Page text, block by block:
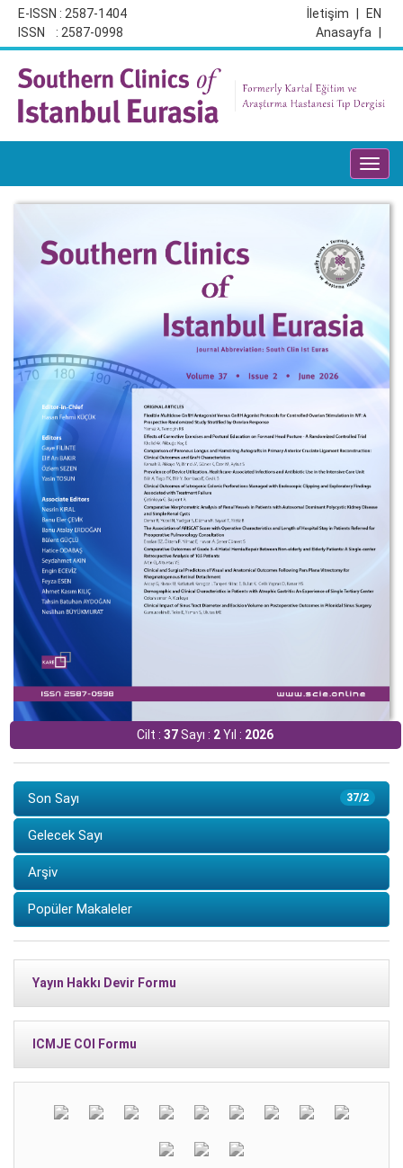
E-ISSN : 2587-1404
ISSN : 2587-0998
EN
İletişim
Anasayfa
Cilt :37Sayı : 2Yıl : 2026
37/2
Son Sayı
Gelecek Sayı
Arşiv
Popüler Makaleler
Yayın Hakkı Devir Formu
ICMJE COI Formu